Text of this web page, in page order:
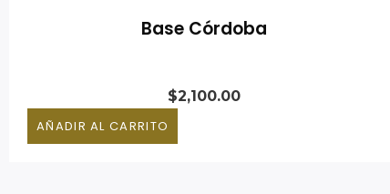
Base Córdoba
$2,100.00
AÑADIR AL CARRITO